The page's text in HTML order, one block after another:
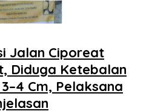
Jalan Ciporeat
Diduga Ketebalan
Cm, Pelaksana